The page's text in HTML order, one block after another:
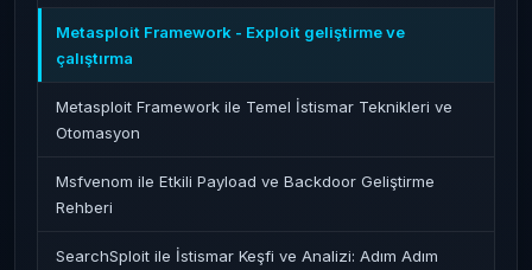
Metasploit Framework - Exploit geliştirme ve
çalıştırma
Metasploit Framework ile Temel İstismar Teknikleri ve
Otomasyon
Msfvenom ile Etkili Payload ve Backdoor Geliştirme
Rehberi
SearchSploit ile İstismar Keşfi ve Analizi: Adım Adım